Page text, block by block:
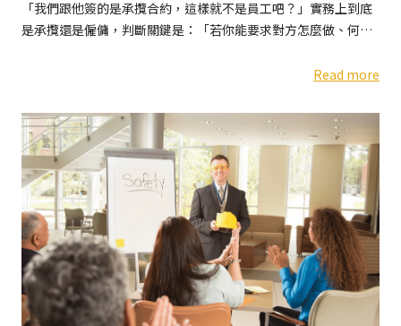
「我們跟他簽的是承攬合約，這樣就不是員工吧？」實務上到底
是承攬還是僱傭，判斷關鍵是：「若你能要求對方怎麼做、何時
Read more